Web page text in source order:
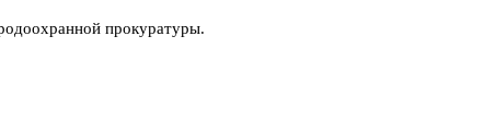
прокуратуры.